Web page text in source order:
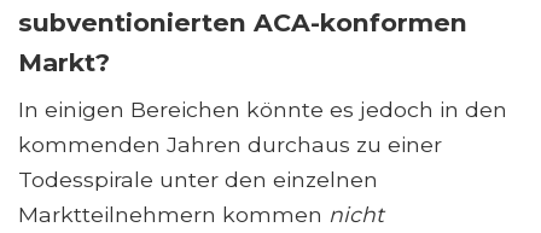
subventionierten ACA-konformen
Markt?
In einigen Bereichen könnte es jedoch in den
kommenden Jahren durchaus zu einer
Todesspirale unter den einzelnen
Marktteilnehmern kommen nicht